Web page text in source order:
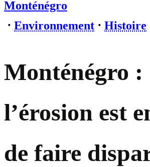
Monténégro
⋅ Environnement ⋅ Histoire
Monténégro :
l’érosion est
de faire